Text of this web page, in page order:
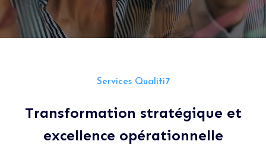
Services Qualiti7
Transformation stratégique et
excellence opérationnelle